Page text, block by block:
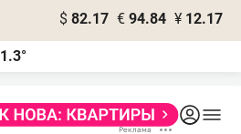
$ 82.17 € 94.84 ¥ 12.17